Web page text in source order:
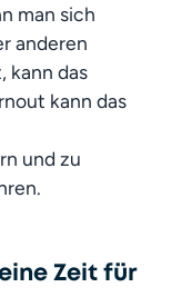
man sich
anderen
kann das
kann das
und zu
Zeit für